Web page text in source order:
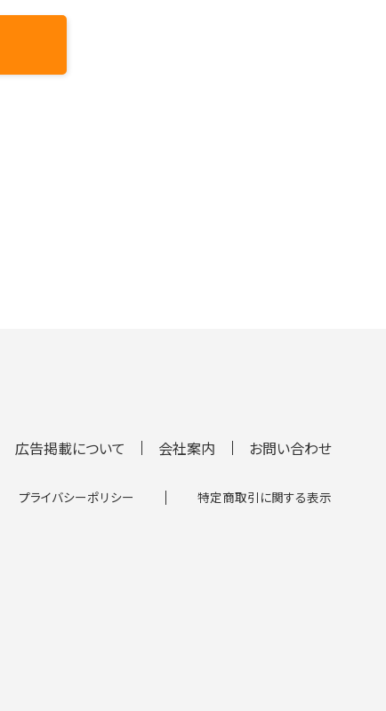
広告掲載について 会社案内 お問い合わせ
プライバシーポリシー 特定商取引に関する表示